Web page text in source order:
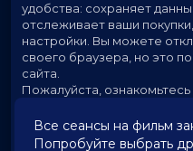
Все сеансы на фильм
Попробуйте выбрать
удобства: сохраняет
отслеживает ваши
настройки. Вы можете
своего браузера, но это
сайта.
Пожалуйста,